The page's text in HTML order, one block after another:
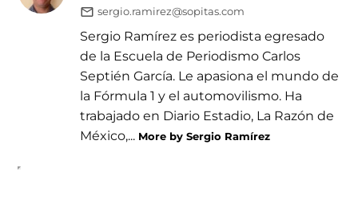
sergio.ramirez@sopitas.com
Sergio Ramírez es periodista egresado
de la Escuela de Periodismo Carlos
Septién García. Le apasiona el mundo de
la Fórmula 1 y el automovilismo. Ha
trabajado en Diario Estadio, La Razón de
México,... More by Sergio Ramírez